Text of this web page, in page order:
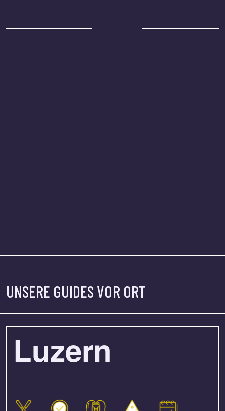
UNSERE GUIDES VOR ORT
Luzern